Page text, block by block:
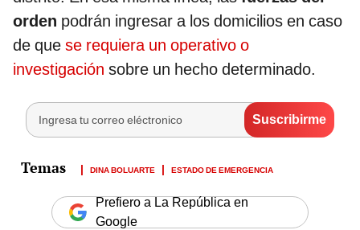
orden podrán ingresar a los domicilios en caso
de que se requiera un operativo o
investigación sobre un hecho determinado.
DINA BOLUARTE ESTADO DE EMERGENCIA
Prefiero a La República en
Google